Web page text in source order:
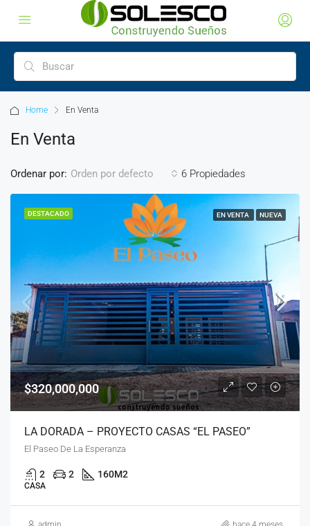
Home En Venta
En Venta
6 Propiedades
Ordenar por: Orden por defecto
DESTACADO EN VENTA NUEVA
$320,000,000
LA DORADA – PROYECTO CASAS “EL PASEO”
El Paseo De La Esperanza
2 2 160M2
CASA